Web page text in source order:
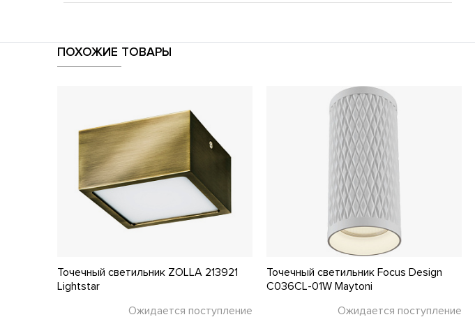
ПОХОЖИЕ ТОВАРЫ
Точечный светильник ZOLLA 213921
Lightstar
Ожидается поступление
Точечный светильник Focus Design
C036CL-01W Maytoni
Ожидается поступление